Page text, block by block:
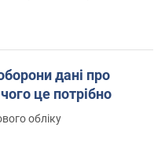
дані про
це потрібно
обліку